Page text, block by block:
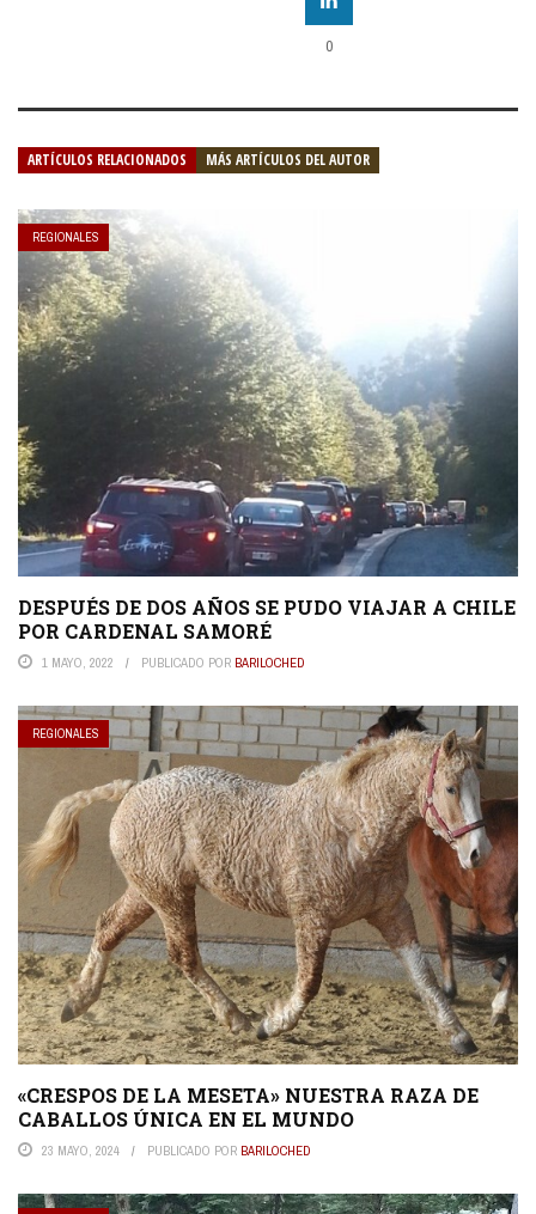
0
ARTÍCULOS RELACIONADOS MÁS ARTÍCULOS DEL AUTOR
REGIONALES
DESPUÉS DE DOS AÑOS SE PUDO VIAJAR A CHILE
POR CARDENAL SAMORÉ
1 MAYO, 2022 PUBLICADO POR BARILOCHED
REGIONALES
«CRESPOS DE LA MESETA» NUESTRA RAZA DE
CABALLOS ÚNICA EN EL MUNDO
23 MAYO, 2024 PUBLICADO POR BARILOCHED